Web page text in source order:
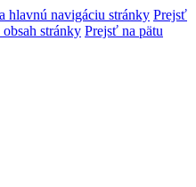
hlavnú navigáciu stránky Prejsť
stránky Prejsť na pätu